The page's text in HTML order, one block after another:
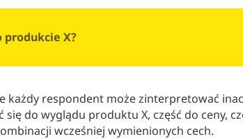
produkcie X?
każdy respondent może zinterpretować
do wyglądu produktu X, część do ceny,
wcześniej wymienionych cech.